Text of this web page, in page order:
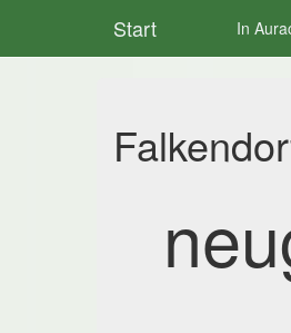
Start In